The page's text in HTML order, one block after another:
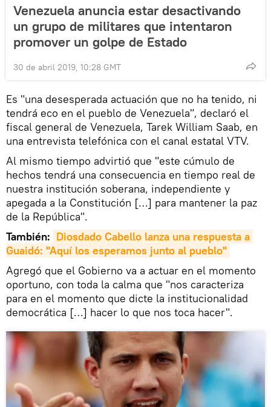
Venezuela anuncia estar desactivando
un grupo de militares que intentaron
promover un golpe de Estado
30 de abril 2019, 10:28 GMT
Es "una desesperada actuación que no ha tenido, ni
tendrá eco en el pueblo de Venezuela", declaró el
fiscal general de Venezuela, Tarek William Saab, en
una entrevista telefónica con el canal estatal VTV.
Al mismo tiempo advirtió que "este cúmulo de
hechos tendrá una consecuencia en tiempo real de
nuestra institución soberana, independiente y
apegada a la Constitución […] para mantener la paz
de la República".
También: Diosdado Cabello lanza una respuesta a
Guaidó: "Aquí los esperamos junto al pueblo"
Agregó que el Gobierno va a actuar en el momento
oportuno, con toda la calma que "nos caracteriza
para en el momento que dicte la institucionalidad
democrática […] hacer lo que nos toca hacer".